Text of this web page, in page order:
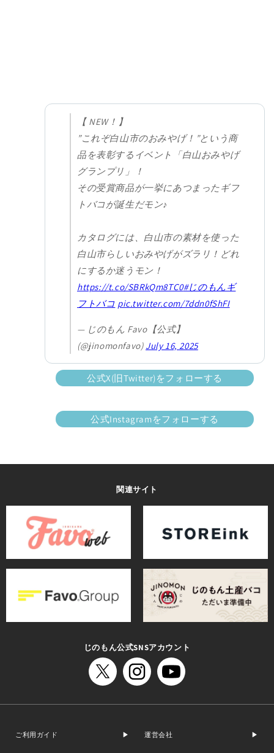
【 NEW！】
”これぞ白山市のおみやげ！”という商
品を表彰するイベント「白山おみやげ
グランプリ」！
その受賞商品が一挙にあつまったギフ
トバコが誕生だモン♪
カタログには、白山市の素材を使った
白山市らしいおみやげがズラリ！どれ
にするか迷うモン！
https://t.co/SBRkQm8TC0#じのもんギ
フトバコ pic.twitter.com/7ddn0fShFI
— じのもん Favo【公式】
(@jinomonfavo) July 16, 2025
公式X(旧Twitter)をフォローする
公式Instagramをフォローする
関連サイト
じのもん公式SNSアカウント
ご利用ガイド 運営会社